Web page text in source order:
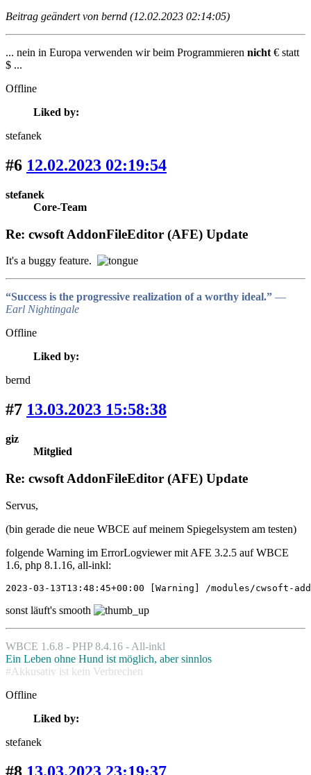
Beitrag geändert von bernd (12.02.2023 02:14:05)
... nein in Europa verwenden wir beim Programmieren nicht € statt
$ ...
Offline
Liked by:
stefanek
#6 12.02.2023 02:19:54
stefanek
Core-Team
Re: cwsoft AddonFileEditor (AFE) Update
It's a buggy feature.
“Success is the progressive realization of a worthy ideal.” ―
Earl Nightingale
Offline
Liked by:
bernd
#7 13.03.2023 15:58:38
giz
Mitglied
Re: cwsoft AddonFileEditor (AFE) Update
Servus,
(bin gerade die neue WBCE auf meinem Spiegelsystem am testen)
folgende Warning im ErrorLogviewer mit AFE 3.2.5 auf WBCE
1.6, php 8.1.16, all-inkl:
2023-03-13T13:48:45+00:00 [Warning] /modules/
sonst läuft's smooth
WBCE 1.6.8 - PHP 8.4.16 - All-inkl
Ein Leben ohne Hund ist möglich, aber sinnlos
#Akkusativ ist kein Verbrechen
Offline
Liked by:
stefanek
#8 13.03.2023 23:19:37